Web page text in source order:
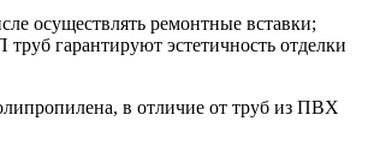
осуществлять ремонтные вставки;
гарантируют эстетичность отделки
в отличие от труб из ПВХ